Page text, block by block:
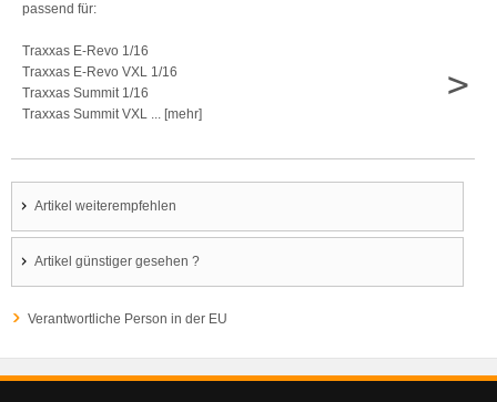
passend für:
Traxxas E-Revo 1/16
Traxxas E-Revo VXL 1/16
Traxxas Summit 1/16
Traxxas Summit VXL ... [mehr]
>
Artikel weiterempfehlen
Artikel günstiger gesehen ?
Verantwortliche Person in der EU